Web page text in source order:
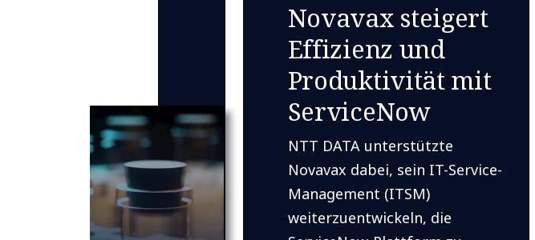
Novavax steigert
Effizienz und
Produktivität mit
ServiceNow
NTT DATA unterstützte
Novavax dabei, sein IT-Service-
Management (ITSM)
weiterzuentwickeln, die